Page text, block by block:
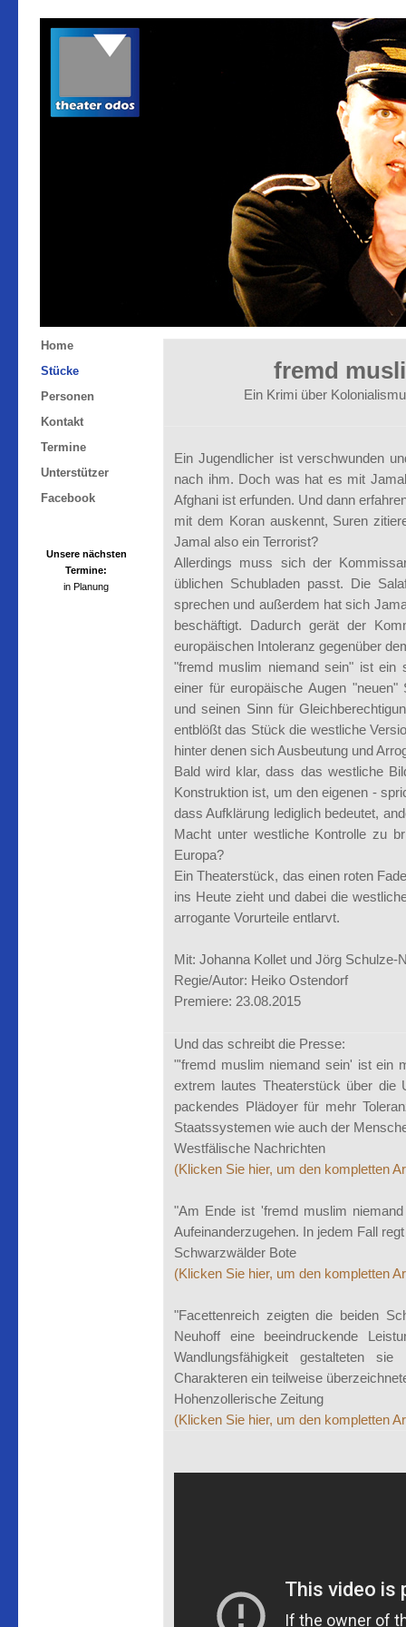
Home
Stücke
Personen
Kontakt
Termine
Unterstützer
Facebook
fremd
Ein Krimi über
Ein Jugendlicher ist verschwunden
nach ihm. Doch was hat es mit
Afghani ist erfunden. Und dann
mit dem Koran auskennt, Suren
Jamal also ein Terrorist?
Allerdings muss sich der
üblichen Schubladen passt. Die
sprechen und außerdem hat sich
beschäftigt. Dadurch gerät der
europäischen Intoleranz gegenüber
"fremd muslim niemand sein" ist ein
einer für europäische Augen
und seinen Sinn für
entblößt das Stück die westliche
hinter denen sich Ausbeutung und
Bald wird klar, dass das westliche
Konstruktion ist, um den eigenen -
dass Aufklärung lediglich bedeutet,
Macht unter westliche Kontrolle zu
Europa?
Ein Theaterstück, das einen roten
ins Heute zieht und dabei die
arrogante Vorurteile entlarvt.
Mit: Johanna Kollet und Jörg Schulze-
Regie/Autor: Heiko Ostendorf
Premiere: 23.08.2015
Und das schreibt die Presse:
"'fremd muslim niemand sein' ist ein
extrem lautes Theaterstück über die
packendes Plädoyer für mehr
Staatssystemen wie auch der
Westfälische Nachrichten
(Klicken Sie hier, um den kompletten
"Am Ende ist 'fremd muslim
Aufeinanderzugehen. In jedem Fall
Schwarzwälder Bote
(Klicken Sie hier, um den kompletten
"Facettenreich zeigten die beiden
Neuhoff eine beeindruckende
Wandlungsfähigkeit gestalteten
Charakteren ein teilweise
Hohenzollerische Zeitung
(Klicken Sie hier, um den kompletten